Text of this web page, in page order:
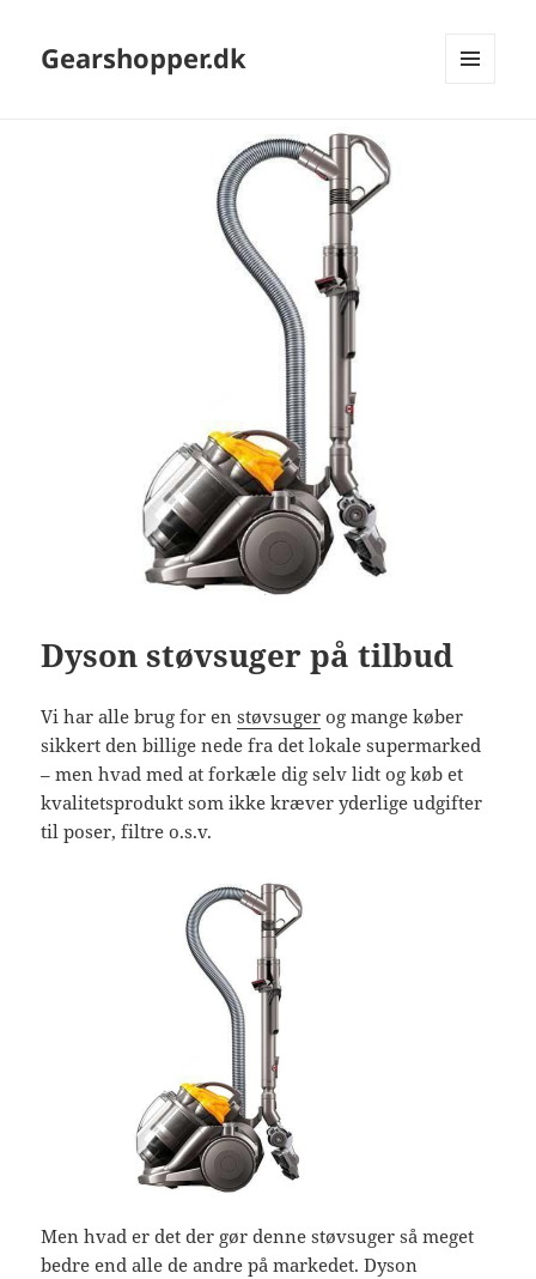
Gearshopper.dk
Dyson støvsuger på tilbud
Vi har alle brug for enstøvsuger og mange køber
sikkert den billige nede fra det lokale supermarked
– men hvad med at forkæle dig selv lidt og køb et
kvalitetsprodukt som ikke kræver yderlige udgifter
til poser, filtre o.s.v.
Men hvad er det der gør denne støvsuger så meget
bedre end alle de andre på markedet. Dyson